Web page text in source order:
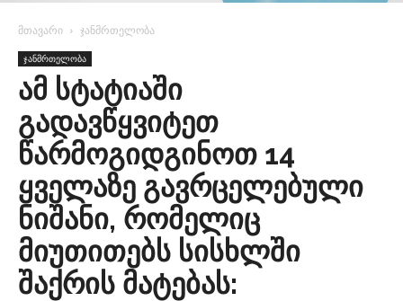
მთავარი ჯანმრთელობა
ჯანმრთელობა
ამ სტატიაში
გადავწყვიტეთ
წარმოგიდგინოთ 14
ყველაზე გავრცელებული
ნიშანი, რომელიც
მიუთითებს სისხლში
შაქრის მატებას: